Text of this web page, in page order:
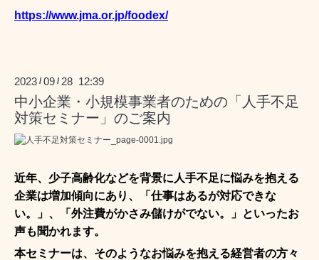
https://www.jma.or.jp/foodex/
2023 /09 / 28 12:39
中小企業・小規模事業者のための「人手不足
対策セミナー」のご案内
近年、少子高齢化などを背景に人手不足に悩みを抱える
企業は増加傾向にあり、「仕事はあるが対応できな
い。」、「外注費がかさみ儲けがでない。」といったお
声も聞かれます。
本セミナーは、そのようなお悩みを抱える経営者の方々